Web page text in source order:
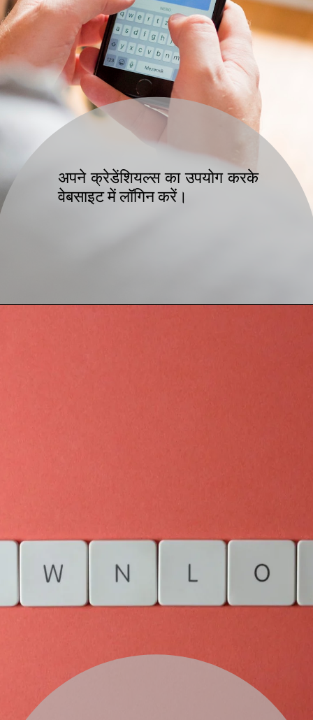
अपने क्रेडेंशियल्स का उपयोग करके
वेबसाइट में लॉगिन करें।